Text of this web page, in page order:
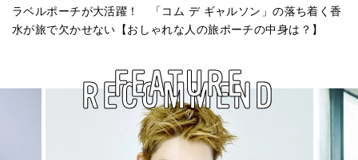
ラベルポーチが大活躍！ 「コム デ ギャルソン」の落ち着く香
水が旅で欠かせない【おしゃれな人の旅ポーチの中身は？】
RECOMMEND
FEATURE